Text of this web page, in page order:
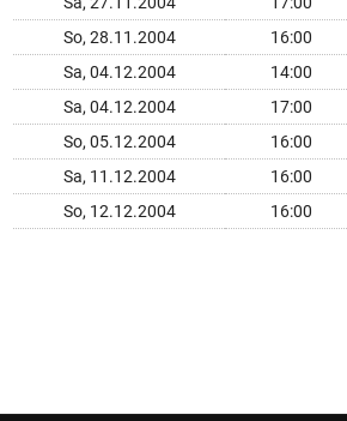
So, 28.11.2004
16:00
Sa, 04.12.2004
14:00
Sa, 04.12.2004
17:00
So, 05.12.2004
16:00
Sa, 11.12.2004
16:00
So, 12.12.2004
16:00